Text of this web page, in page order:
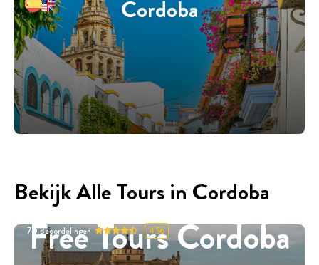
Cordoba
Bekijk Alle Tours in Cordoba
Free Tours Cordoba
70Beoordelingen 4.56